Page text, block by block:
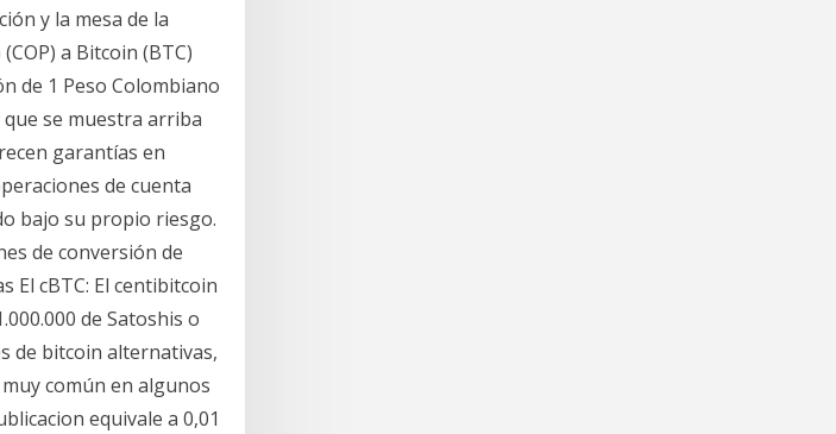
y la mesa de la
a Bitcoin (BTC)
de 1 Peso Colombiano
se muestra arriba
garantías en
de cuenta
bajo su propio riesgo.
de conversión de
El cBTC: El centibitcoin
de Satoshis o
de bitcoin alternativas,
común en algunos
equivale a 0,01